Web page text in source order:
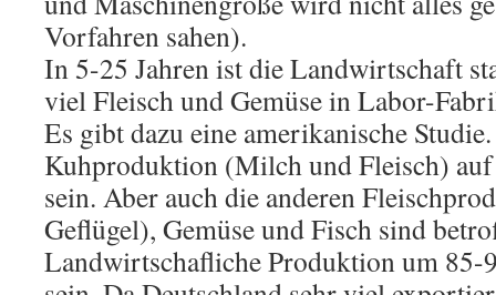
Vorfahren sahen).
In 5-25 Jahren ist die Landwirtschaft
viel Fleisch und Gemüse in Labor-
Es gibt dazu eine amerikanische
Kuhproduktion (Milch und Fleisch) auf
sein. Aber auch die anderen
Geflügel), Gemüse und Fisch sind
Landwirtschafliche Produktion um 85-